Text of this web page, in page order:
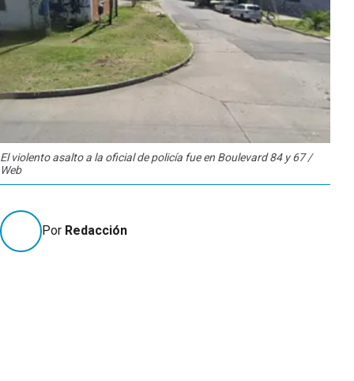
El violento asalto a la oficial de policía fue en Boulevard 84 y 67 /
Web
Por Redacción